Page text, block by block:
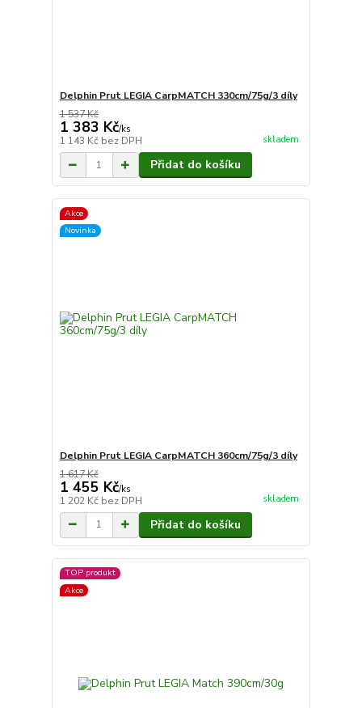
Delphin Prut LEGIA CarpMATCH 330cm/75g/3 díly
1 537 Kč
1 383 Kč/ks
1 143 Kč bez DPH skladem
Přidat do košíku
Akce
Novinka
Delphin Prut LEGIA CarpMATCH 360cm/75g/3 díly
1 617 Kč
1 455 Kč/ks
1 202 Kč bez DPH skladem
Přidat do košíku
TOP produkt
Akce